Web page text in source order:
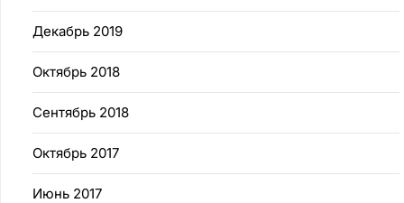
Декабрь 2019
Октябрь 2018
Сентябрь 2018
Октябрь 2017
Июнь 2017